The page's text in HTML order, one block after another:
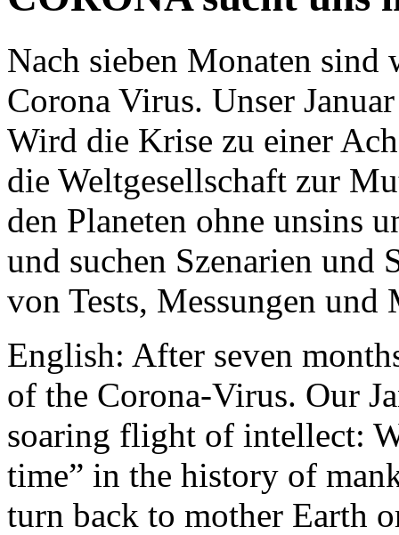
Nach sieben Monaten
Corona Virus. Unser
Wird die Krise zu einer
die Weltgesellschaft zur
den Planeten ohne unsins
und suchen Szenarien und
von Tests, Messungen und
English: After seven
of the Corona-Virus. Our
soaring flight of intellect:
time” in the history of
turn back to mother Earth